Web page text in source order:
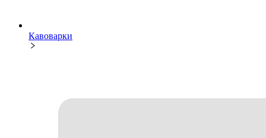
Кавоварки